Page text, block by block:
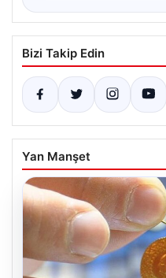
Bizi Takip Edin
Yan Manşet